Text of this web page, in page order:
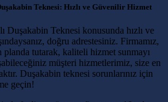
Teknesi: Hızlı ve Güvenilir Hizmet
Duşakabin Teknesi konusunda hızlı ve
doğru adrestesiniz. Firmamız,
tutarak, kaliteli hizmet sunmayı
müşteri hizmetlerimiz, size en
Duşakabin teknesi sorunlarınız için
geçin!